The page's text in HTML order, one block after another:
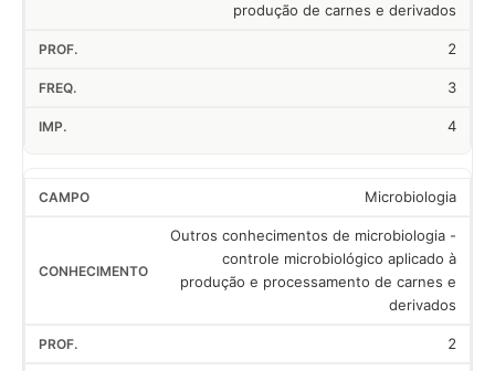
produção de carnes e derivados
2
3
4
Microbiologia
Outros conhecimentos de microbiologia -
controle microbiológico aplicado à
produção e processamento de carnes e
derivados
2